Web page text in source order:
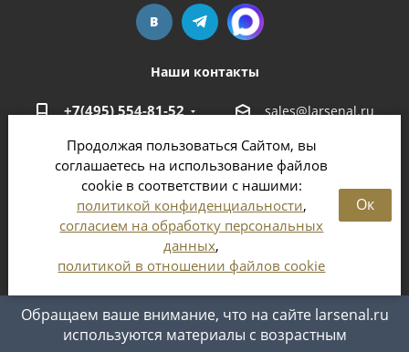
Продолжая пользоваться Сайтом, вы
соглашаетесь на использование файлов
cookie в соответствии с нашими:
политикой конфиденциальности,
согласием на обработку персональных
данных,
политикой в отношении файлов cookie
Ок
Обращаем ваше внимание, что на сайте larsenal.ru
используются материалы с возрастным
Наши контакты
+7(495) 554-81-52 sales@larsenal.ru
Московская область,
г. Люберцы,
ул. Хлебозаводская, 8 Б